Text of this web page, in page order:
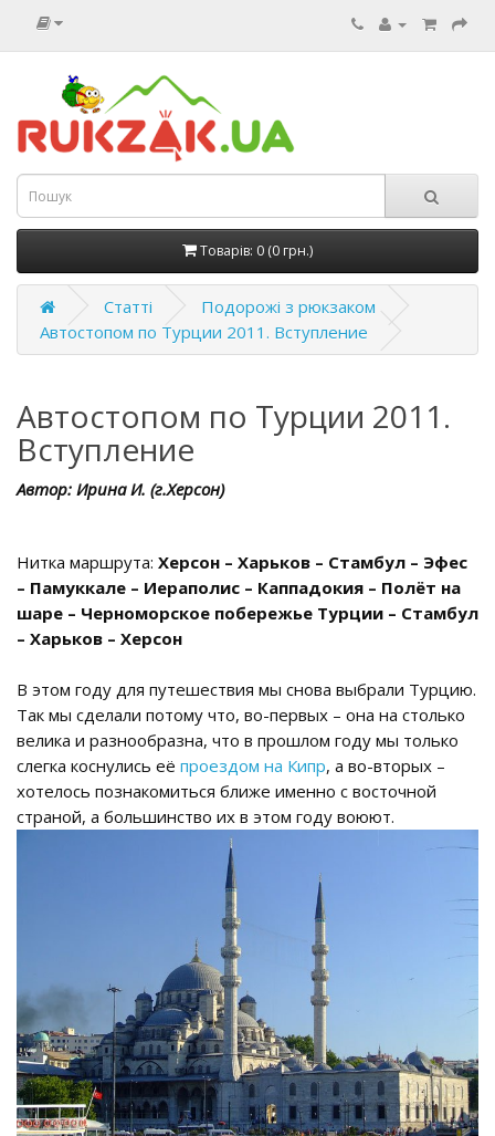
Товарів: 0 (0 грн.)
Статті
Подорожі з рюкзаком
Автостопом по Турции 2011. Вступление
Автостопом по Турции 2011.
Вступление
Автор: Ирина И. (г.Херсон)
Нитка маршрута: Херсон – Харьков – Стамбул – Эфес
– Памуккале – Иераполис – Каппадокия – Полёт на
шаре – Черноморское побережье Турции – Стамбул
– Харьков – Херсон
В этом году для путешествия мы снова выбрали Турцию.
Так мы сделали потому что, во-первых – она на столько
велика и разнообразна, что в прошлом году мы только
слегка коснулись её проездом на Кипр, а во-вторых –
хотелось познакомиться ближе именно с восточной
страной, а большинство их в этом году воюют.